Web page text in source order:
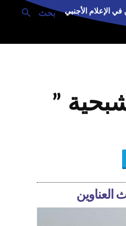
بحث في الإعلام الأجنبي
”
العناوين